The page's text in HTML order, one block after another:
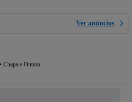
Ver anúncios
Chapa e Pintura